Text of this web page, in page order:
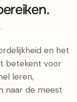
en het
betekent voor
leren,
naar de meest